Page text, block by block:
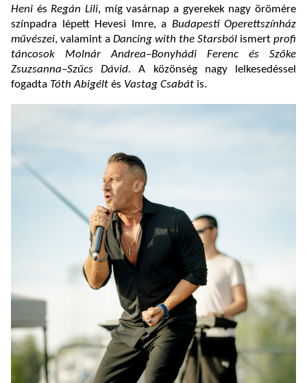
Heni és Regán Lili, míg vasárnap a gyerekek nagy örömére
színpadra lépett Hevesi Imre, a Budapesti Operettszínház
művészei, valamint a Dancing with the Starsból ismert profi
táncosok Molnár Andrea–Bonyhádi Ferenc és Szőke
Zsuzsanna–Szűcs Dávid.A közönség nagy lelkesedéssel
fogadta Tóth Abigélt és Vastag Csabát is.